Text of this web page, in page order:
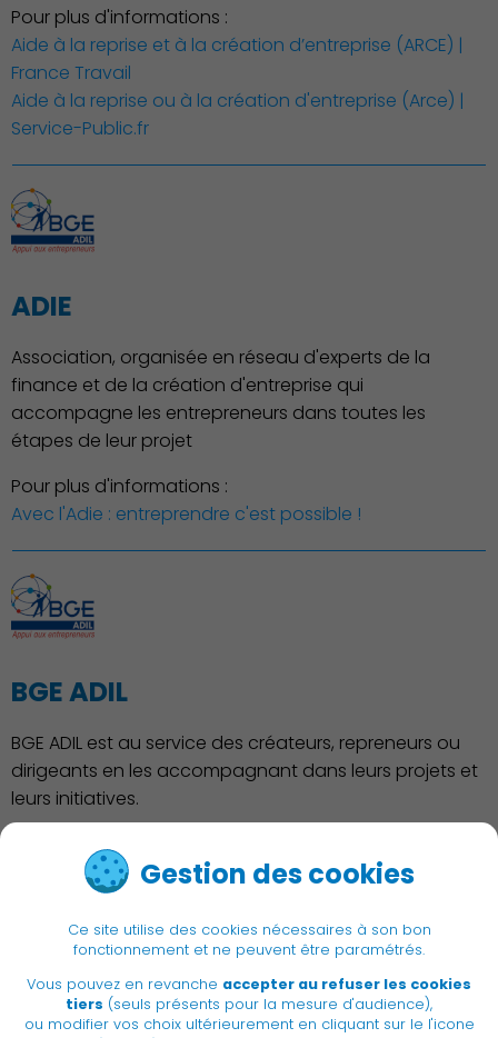
Gestion des cookies
Ce site utilise des cookies nécessaires à son bon
fonctionnement et ne peuvent être paramétrés.
Vous pouvez en revanche accepter au refuser les cookies
tiers (seuls présents pour la mesure d'audience),
ou modifier vos choix ultérieurement en cliquant sur le l'icone
Publication des actes
Pour plus d'informations :
Aide à la reprise et à la création d’entreprise (ARCE) |
France Travail
Aide à la reprise ou à la création d'entreprise (Arce) |
Service-Public.fr
ADIE
Association, organisée en réseau d'experts de la
finance et de la création d'entreprise qui
accompagne les entrepreneurs dans toutes les
étapes de leur projet
Pour plus d'informations :
Avec l'Adie : entreprendre c'est possible !
BGE ADIL
BGE ADIL est au service des créateurs, repreneurs ou
dirigeants en les accompagnant dans leurs projets et
leurs initiatives.
Pour plus d'informations :
bge-adil.eu
Newsletter |Recrutement
Adresses utiles|Accessibilité